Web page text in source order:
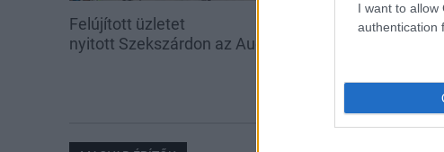
I want to allow
authentication
Felújított üzletet
nyitott Szekszárdon az Auchan
Amire többmillióan